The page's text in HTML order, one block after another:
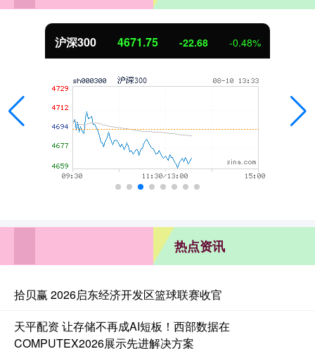
北证50 1124.10 -10.14 -0.89%
热点资讯
拾贝赢 2026启东经济开发区篮球联赛收官
天平配资 让存储不再成AI短板！西部数据在
COMPUTEX2026展示先进解决方案